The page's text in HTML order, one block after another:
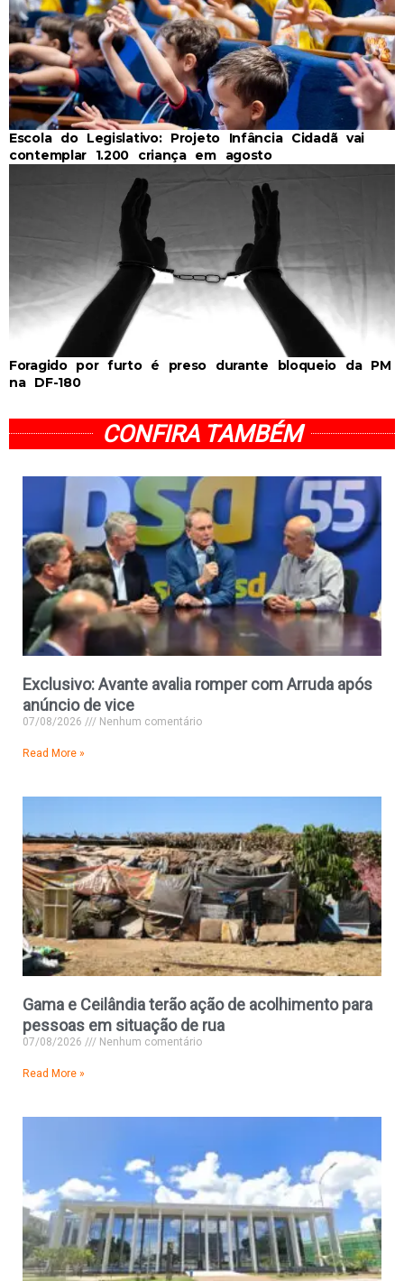
Escola do Legislativo: Projeto Infância Cidadã vai
contemplar 1.200 criança em agosto
Foragido por furto é preso durante bloqueio da PM
na DF-180
CONFIRA TAMBÉM
Exclusivo: Avante avalia romper com Arruda após
anúncio de vice
07/08/2026 Nenhum comentário
Read More »
Gama e Ceilândia terão ação de acolhimento para
pessoas em situação de rua
07/08/2026 Nenhum comentário
Read More »